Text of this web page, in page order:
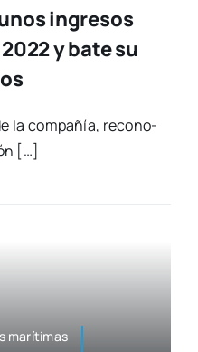
ingresos
y bate su
la com­pa­ñía, reco­no­
[…]
marí­ti­mas